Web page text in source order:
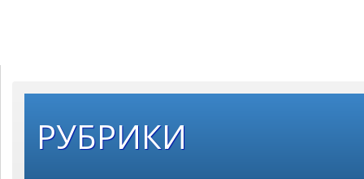
РУБРИКИ